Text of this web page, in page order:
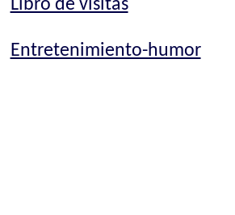
Libro de visitas
Entretenimiento-humor